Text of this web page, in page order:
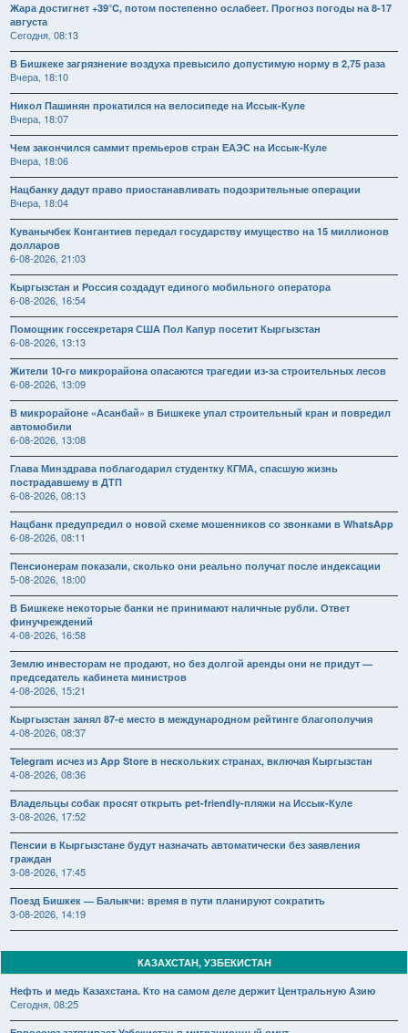
Жара достигнет +39°C, потом постепенно ослабеет. Прогноз погоды на 8-17
августа
Сегодня, 08:13
В Бишкеке загрязнение воздуха превысило допустимую норму в 2,75 раза
Вчера, 18:10
Никол Пашинян прокатился на велосипеде на Иссык-Куле
Вчера, 18:07
Чем закончился саммит премьеров стран ЕАЭС на Иссык-Куле
Вчера, 18:06
Нацбанку дадут право приостанавливать подозрительные операции
Вчера, 18:04
Куванычбек Конгантиев передал государству имущество на 15 миллионов
долларов
6-08-2026, 21:03
Кыргызстан и Россия создадут единого мобильного оператора
6-08-2026, 16:54
Помощник госсекретаря США Пол Капур посетит Кыргызстан
6-08-2026, 13:13
Жители 10-го микрорайона опасаются трагедии из-за строительных лесов
6-08-2026, 13:09
В микрорайоне «Асанбай» в Бишкеке упал строительный кран и повредил
автомобили
6-08-2026, 13:08
Глава Минздрава поблагодарил студентку КГМА, спасшую жизнь
пострадавшему в ДТП
6-08-2026, 08:13
Нацбанк предупредил о новой схеме мошенников со звонками в WhatsApp
6-08-2026, 08:11
Пенсионерам показали, сколько они реально получат после индексации
5-08-2026, 18:00
В Бишкеке некоторые банки не принимают наличные рубли. Ответ
финучреждений
4-08-2026, 16:58
Землю инвесторам не продают, но без долгой аренды они не придут —
председатель кабинета министров
4-08-2026, 15:21
Кыргызстан занял 87-е место в международном рейтинге благополучия
4-08-2026, 08:37
Telegram исчез из App Store в нескольких странах, включая Кыргызстан
4-08-2026, 08:36
Владельцы собак просят открыть pet-friendly-пляжи на Иссык-Куле
3-08-2026, 17:52
Пенсии в Кыргызстане будут назначать автоматически без заявления
граждан
3-08-2026, 17:45
Поезд Бишкек — Балыкчи: время в пути планируют сократить
3-08-2026, 14:19
КАЗАХСТАН, УЗБЕКИСТАН
Нефть и медь Казахстана. Кто на самом деле держит Центральную Азию
Сегодня, 08:25